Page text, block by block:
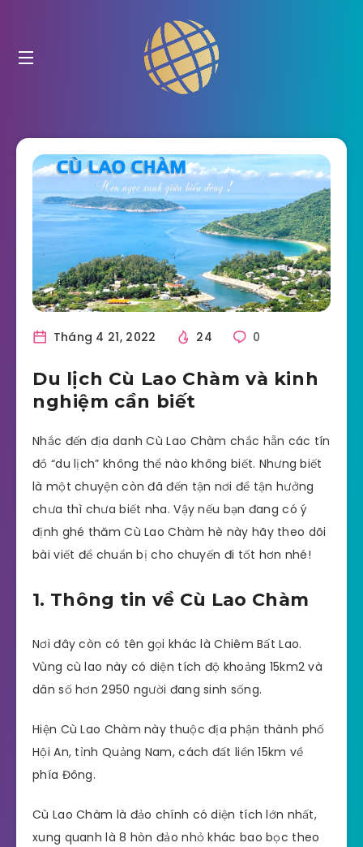
Tháng 4 21, 2022 24 0
Du lịch Cù Lao Chàm và kinh
nghiệm cần biết
Nhắc đến địa danh Cù Lao Chàm chắc hẵn các tín
đồ “du lịch” không thể nào không biết. Nhưng biết
là một chuyện còn đã đến tận nơi để tận hưởng
chưa thì chưa biết nha. Vậy nếu bạn đang có ý
định ghé thăm Cù Lao Chàm hè này hãy theo dõi
bài viết để chuẩn bị cho chuyến đi tốt hơn nhé!
1. Thông tin về Cù Lao Chàm
Nơi đây còn có tên gọi khác là Chiêm Bất Lao.
Vùng cù lao này có diện tích độ khoảng 15km2 và
dân số hơn 2950 người đang sinh sống.
Hiện Cù Lao Chàm này thuộc địa phận thành phố
Hội An, tỉnh Quảng Nam, cách đất liền 15km về
phía Đông.
Cù Lao Chàm là đảo chính có diện tích lớn nhất,
xung quanh là 8 hòn đảo nhỏ khác bao bọc theo